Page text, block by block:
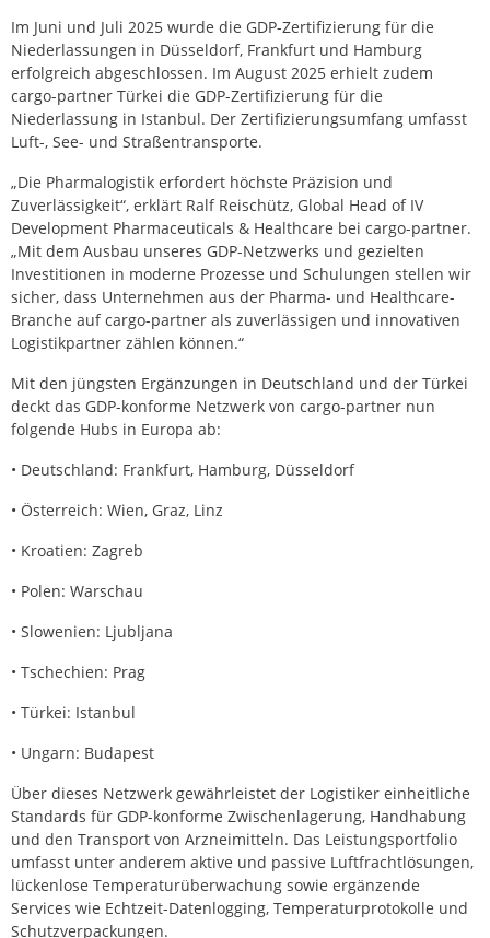
Im Juni und Juli 2025 wurde die GDP-Zertifizierung für die
Niederlassungen in Düsseldorf, Frankfurt und Hamburg
erfolgreich abgeschlossen. Im August 2025 erhielt zudem
cargo-partner Türkei die GDP-Zertifizierung für die
Niederlassung in Istanbul. Der Zertifizierungsumfang umfasst
Luft-, See- und Straßentransporte.
„Die Pharmalogistik erfordert höchste Präzision und
Zuverlässigkeit“, erklärt Ralf Reischütz, Global Head of IV
Development Pharmaceuticals & Healthcare bei cargo-partner.
„Mit dem Ausbau unseres GDP-Netzwerks und gezielten
Investitionen in moderne Prozesse und Schulungen stellen wir
sicher, dass Unternehmen aus der Pharma- und Healthcare-
Branche auf cargo-partner als zuverlässigen und innovativen
Logistikpartner zählen können.“
Mit den jüngsten Ergänzungen in Deutschland und der Türkei
deckt das GDP-konforme Netzwerk von cargo-partner nun
folgende Hubs in Europa ab:
• Deutschland: Frankfurt, Hamburg, Düsseldorf
• Österreich: Wien, Graz, Linz
• Kroatien: Zagreb
• Polen: Warschau
• Slowenien: Ljubljana
• Tschechien: Prag
• Türkei: Istanbul
• Ungarn: Budapest
Über dieses Netzwerk gewährleistet der Logistiker einheitliche
Standards für GDP-konforme Zwischenlagerung, Handhabung
und den Transport von Arzneimitteln. Das Leistungsportfolio
umfasst unter anderem aktive und passive Luftfrachtlösungen,
lückenlose Temperaturüberwachung sowie ergänzende
Services wie Echtzeit-Datenlogging, Temperaturprotokolle und
Schutzverpackungen.